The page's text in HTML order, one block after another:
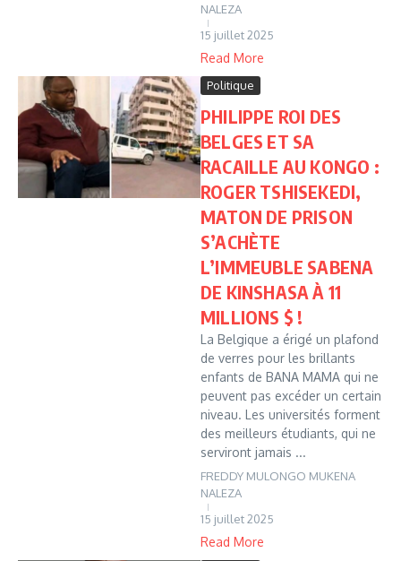
NALEZA
15 juillet 2025
Read More
Politique
PHILIPPE ROI DES
BELGES ET SA
RACAILLE AU KONGO :
ROGER TSHISEKEDI,
MATON DE PRISON
S’ACHÈTE
L’IMMEUBLE SABENA
DE KINSHASA À 11
MILLIONS $ !
La Belgique a érigé un plafond
de verres pour les brillants
enfants de BANA MAMA qui ne
peuvent pas excéder un certain
niveau. Les universités forment
des meilleurs étudiants, qui ne
serviront jamais ...
FREDDY MULONGO MUKENA
NALEZA
15 juillet 2025
Read More